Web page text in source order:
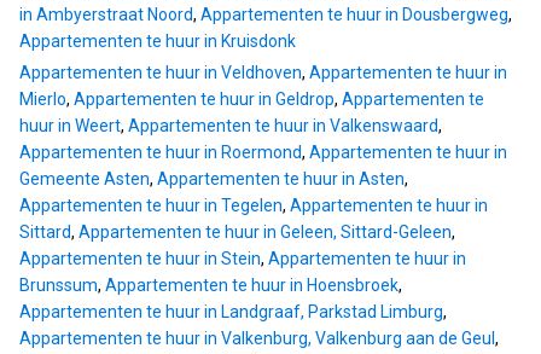
in Ambyerstraat Noord, Appartementen te huur in Dousbergweg,
Appartementen te huur in Kruisdonk
Appartementen te huur in Veldhoven, Appartementen te huur in
Mierlo, Appartementen te huur in Geldrop, Appartementen te
huur in Weert, Appartementen te huur in Valkenswaard,
Appartementen te huur in Roermond, Appartementen te huur in
Gemeente Asten, Appartementen te huur in Asten,
Appartementen te huur in Tegelen, Appartementen te huur in
Sittard, Appartementen te huur in Geleen, Sittard-Geleen,
Appartementen te huur in Stein, Appartementen te huur in
Brunssum, Appartementen te huur in Hoensbroek,
Appartementen te huur in Landgraaf, Parkstad Limburg,
Appartementen te huur in Valkenburg, Valkenburg aan de Geul ,